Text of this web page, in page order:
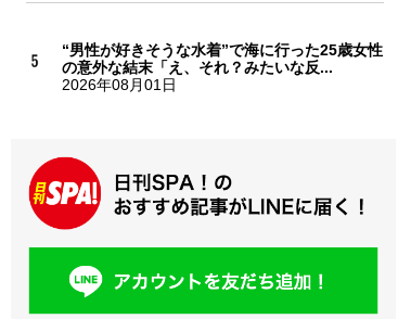
“男性が好きそうな水着”で海に行った25歳女性
の意外な結末「え、それ？みたいな反...
2026年08月01日